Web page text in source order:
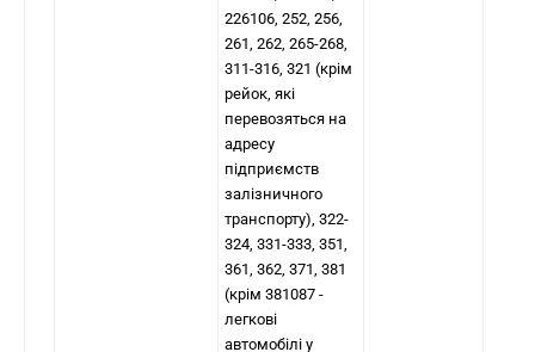
226106, 252, 256,
261, 262, 265-268,
311-316, 321 (крім
рейок, які
перевозяться на
адресу
підприємств
залізничного
транспорту), 322-
324, 331-333, 351,
361, 362, 371, 381
(крім 381087 -
легкові
автомобілі у